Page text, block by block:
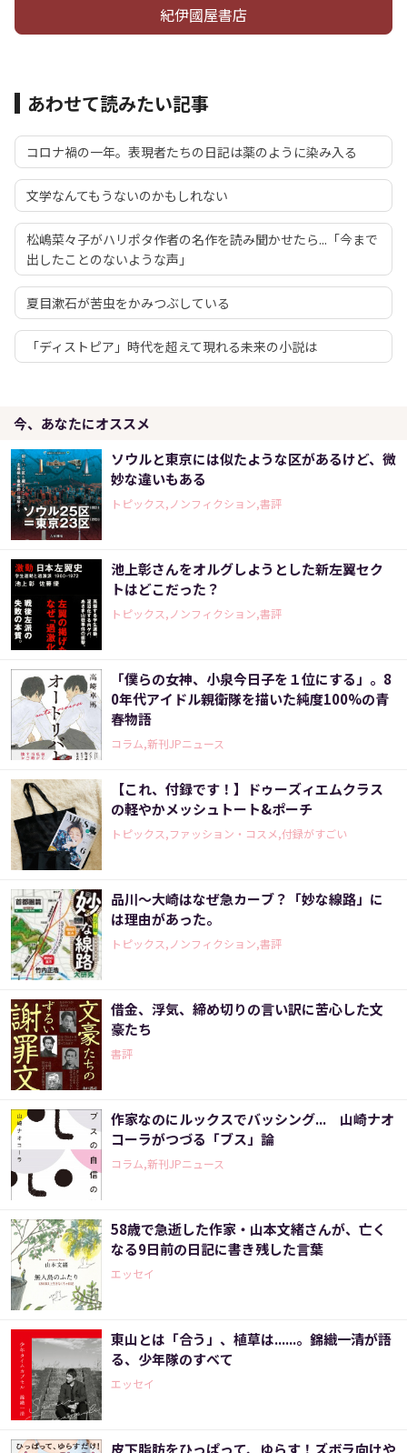
紀伊國屋書店
あわせて読みたい記事
コロナ禍の一年。表現者たちの日記は薬のように染み入る
文学なんてもうないのかもしれない
松嶋菜々子がハリポタ作者の名作を読み聞かせたら...「今まで
出したことのないような声」
夏目漱石が苦虫をかみつぶしている
「ディストピア」時代を超えて現れる未来の小説は
今、あなたにオススメ
ソウルと東京には似たような区があるけど、微
妙な違いもある
トピックス,ノンフィクション,書評
池上彰さんをオルグしようとした新左翼セク
トはどこだった？
トピックス,ノンフィクション,書評
「僕らの女神、小泉今日子を１位にする」。8
0年代アイドル親衛隊を描いた純度100%の青
春物語
コラム,新刊JPニュース
【これ、付録です！】ドゥーズィエムクラス
の軽やかメッシュトート&ポーチ
トピックス,ファッション・コスメ,付録がすごい
品川～大崎はなぜ急カーブ？「妙な線路」に
は理由があった。
トピックス,ノンフィクション,書評
借金、浮気、締め切りの言い訳に苦心した文
豪たち
書評
作家なのにルックスでバッシング... 山崎ナオ
コーラがつづる「ブス」論
コラム,新刊JPニュース
58歳で急逝した作家・山本文緒さんが、亡く
なる9日前の日記に書き残した言葉
エッセイ
東山とは「合う」、植草は......。錦織一清が語
る、少年隊のすべて
エッセイ
皮下脂肪をひっぱって、ゆらす！ズボラ向けや